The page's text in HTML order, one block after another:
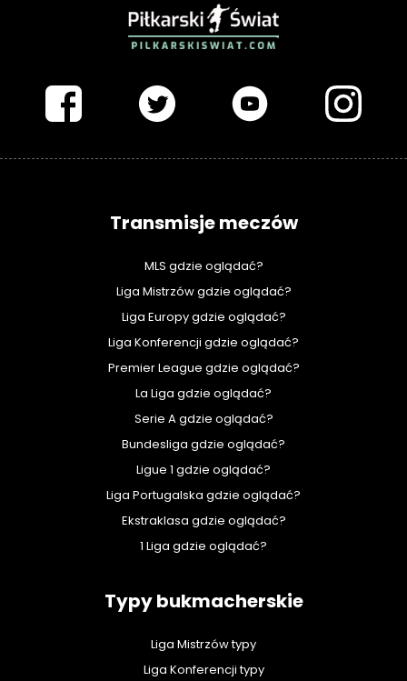
Transmisje meczów
MLS gdzie oglądać?
Liga Mistrzów gdzie oglądać?
Liga Europy gdzie oglądać?
Liga Konferencji gdzie oglądać?
Premier League gdzie oglądać?
La Liga gdzie oglądać?
Serie A gdzie oglądać?
Bundesliga gdzie oglądać?
Ligue 1 gdzie oglądać?
Liga Portugalska gdzie oglądać?
Ekstraklasa gdzie oglądać?
1 Liga gdzie oglądać?
Typy bukmacherskie
Liga Mistrzów typy
Liga Konferencji typy